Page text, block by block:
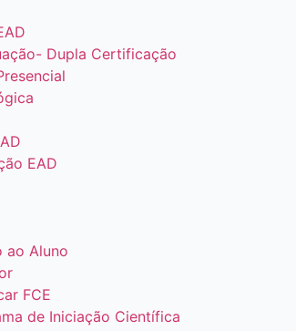
Dupla Certificação
EAD
ao Aluno
FCE
de Iniciação Científica